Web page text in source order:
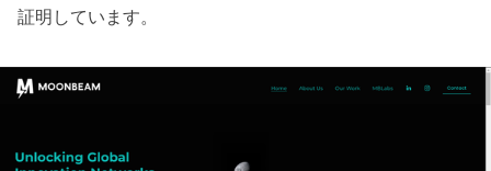
証明しています。